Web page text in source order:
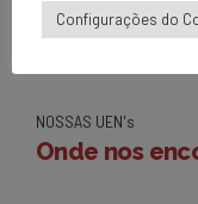
/epcl_oficial
NOSSAS UEN's
Onde nos
Configurações do